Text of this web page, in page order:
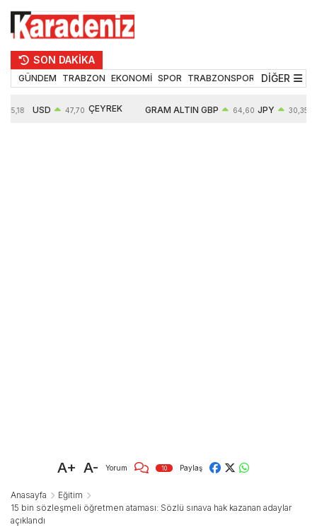
SON DAKİKA
GÜNDEM TRABZON EKONOMİ SPOR TRABZONSPOR TEKNOLOJİ
DİĞER
55,18 USD 47,70 ÇEYREK GRAM ALTIN GBP 64,60 JPY 30,35
A+ A- Yorum 10 Paylaş
Anasayfa
Eğitim
15 bin sözleşmeli öğretmen ataması: Sözlü sınava hak kazanan adaylar
açıklandı